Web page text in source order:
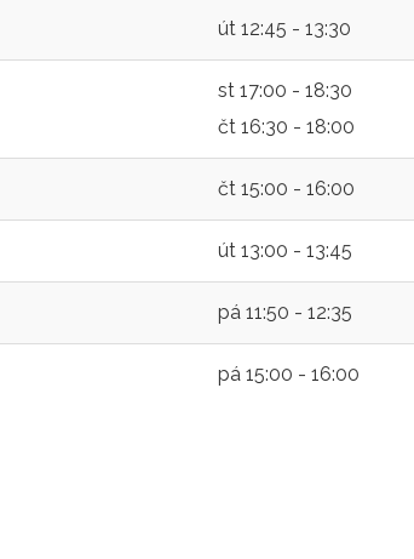
út 12:45 - 13:30
st 17:00 - 18:30
čt 16:30 - 18:00
čt 15:00 - 16:00
út 13:00 - 13:45
pá 11:50 - 12:35
pá 15:00 - 16:00